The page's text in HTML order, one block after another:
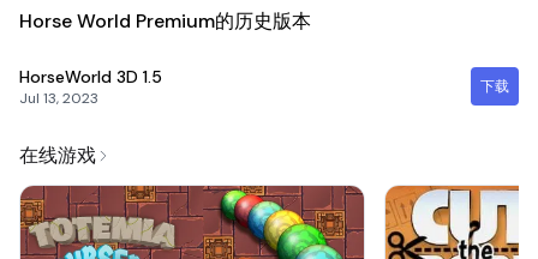
Horse World Premium的历史版本
HorseWorld 3D 1.5
Jul 13, 2023
下载
在线游戏